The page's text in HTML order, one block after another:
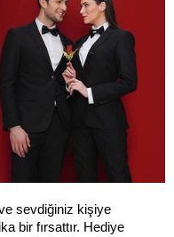
sevdiğiniz kişiye
bir fırsattır. Hediye